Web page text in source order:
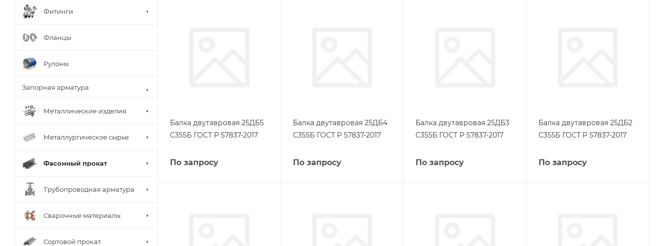
Балка двутавровая 25ДБ5
С355Б ГОСТ Р 57837-2017
По запросу
Балка двутавровая 25ДБ4
С355Б ГОСТ Р 57837-2017
По запросу
Балка двутавровая 25ДБ3
С355Б ГОСТ Р 57837-2017
По запросу
Балка двутавровая 25ДБ2
С355Б ГОСТ Р 57837-2017
По запросу
Фитинги
Фланцы
Рулоны
Запорная арматура
Металлические изделия
Металлургическое сырье
Фасонный прокат
Трубопроводная арматура
Сварочные материалы
Сортовой прокат